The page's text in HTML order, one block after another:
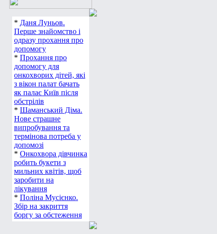
* Даня Луньов.
Перше знайомство і
одразу прохання про
допомогу
* Прохання про
допомогу для
онкохворих дітей, які
з вікон палат бачать
як палає Київ після
обстрілів
* Шаманський Діма.
Нове страшне
випробування та
термінова потреба у
допомозі
* Онкохвора дівчинка
робить букети з
мильних квітів, щоб
заробити на
лікування
* Поліна Мусієнко.
Збір на закриття
боргу за обстеження